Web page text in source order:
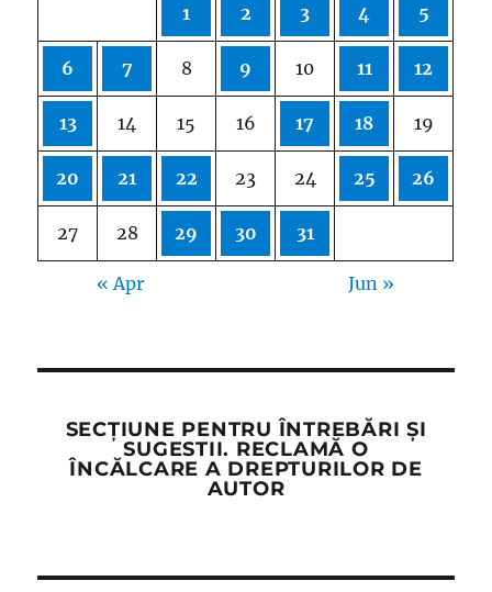
1 2 3 4 5
6 7 8 9 10 11 12
13 14 15 16 17 18 19
20 21 22 23 24 25 26
27 28 29 30 31
« Apr Jun »
SECȚIUNE PENTRU ÎNTREBĂRI ȘI
SUGESTII. RECLAMĂ O
ÎNCĂLCARE A DREPTURILOR DE
AUTOR